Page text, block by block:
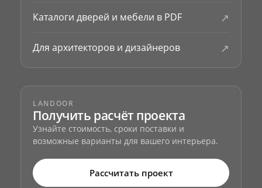
Каталоги дверей и мебели в PDF ↗
Для архитекторов и дизайнеров ↗
LANDOOR
Получить расчёт проекта
Узнайте стоимость, сроки поставки и
возможные варианты для вашего интерьера.
Рассчитать проект